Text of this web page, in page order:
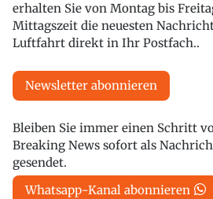
erhalten Sie von Montag bis
Mittagszeit die neuesten
Luftfahrt direkt in Ihr Postfach..
Newsletter abonnieren
Bleiben Sie immer einen Schritt
Breaking News sofort als
gesendet.
Whatsapp-Kanal abonnieren